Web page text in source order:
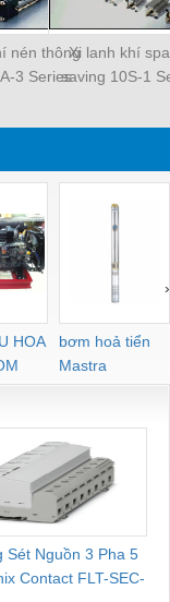
nén thông
3 Series
Xi lanh khí
saving 10S-1
HOA
bơm hoả tiển
Mastra
›
Sét Nguồn 3 Pha 5
Contact FLT-SEC-